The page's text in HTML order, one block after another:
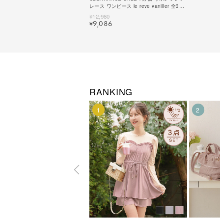
レース ワンピース le reve vaniller 全3色
｜lvn331-1908【1】
¥12,980
¥9,086
RANKING
1 2